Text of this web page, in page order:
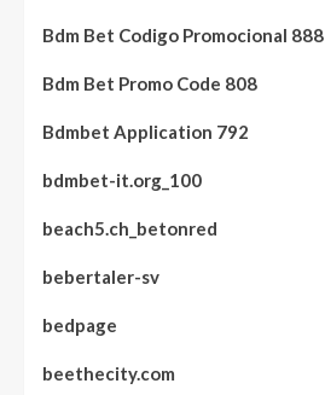
Bdm Bet Codigo Promocional 888
Bdm Bet Promo Code 808
Bdmbet Application 792
bdmbet-it.org_100
beach5.ch_betonred
bebertaler-sv
bedpage
beethecity.com